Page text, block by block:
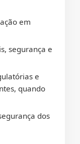
em
segurança e
e
quando
dos